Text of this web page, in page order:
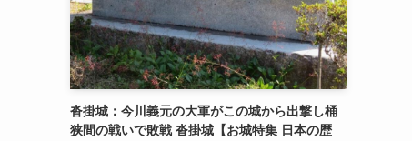
沓掛城：今川義元の大軍がこの城から出撃し桶
狭間の戦いで敗戦 沓掛城【お城特集 日本の歴